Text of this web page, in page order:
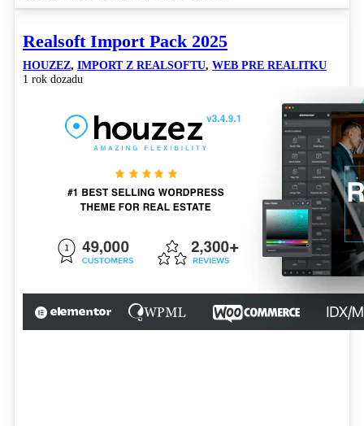
Realsoft Import Pack 2025
HOUZEZ, IMPORT Z REALSOFTU, WEB PRE REALITKU
1 rok dozadu